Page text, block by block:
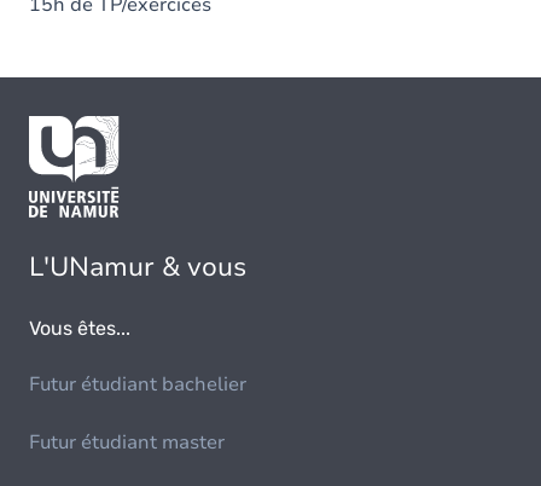
L'UNamur & vous
Vous êtes...
Futur étudiant bachelier
Futur étudiant master